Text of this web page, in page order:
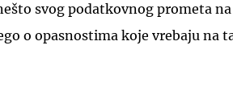
svog podatkovnog prometa
o opasnostima koje vrebaju na